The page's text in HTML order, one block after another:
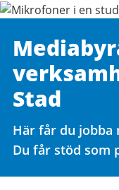
Stad
Här får du jobba
Du får stöd som